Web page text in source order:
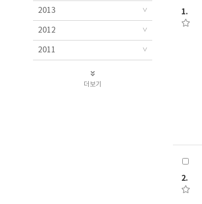
2013
2012
2011
더보기
1.
2.